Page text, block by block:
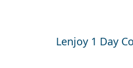
Lenjoy 1 Day